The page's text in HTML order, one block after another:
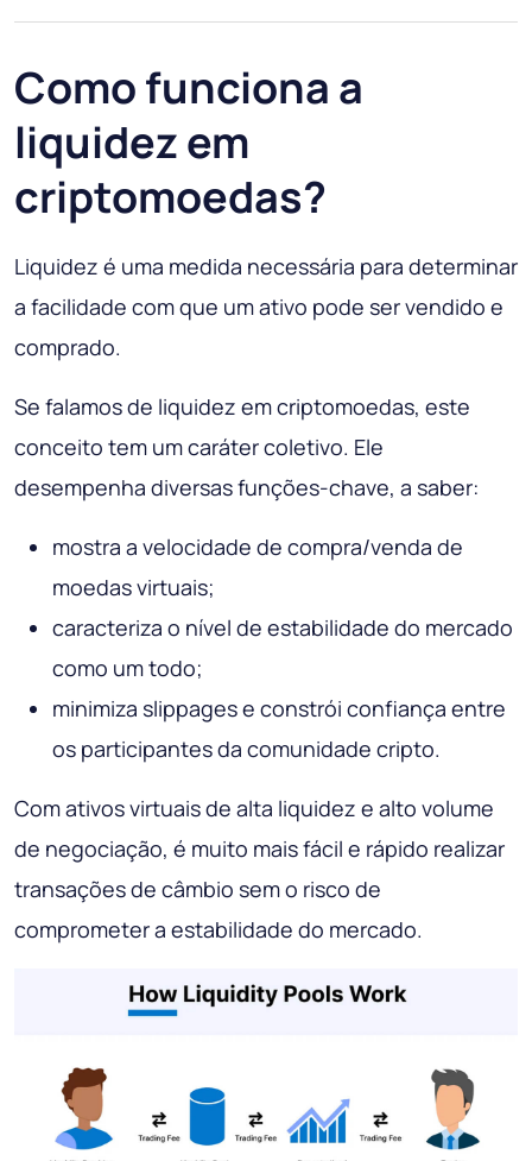
Como funciona a
liquidez em
criptomoedas?
Liquidez é uma medida necessária para determinar
a facilidade com que um ativo pode ser vendido e
comprado.
Se falamos de liquidez em criptomoedas, este
conceito tem um caráter coletivo. Ele
desempenha diversas funções-chave, a saber:
mostra a velocidade de compra/venda de
moedas virtuais;
caracteriza o nível de estabilidade do mercado
como um todo;
minimiza slippages e constrói confiança entre
os participantes da comunidade cripto.
Com ativos virtuais de alta liquidez e alto volume
de negociação, é muito mais fácil e rápido realizar
transações de câmbio sem o risco de
comprometer a estabilidade do mercado.